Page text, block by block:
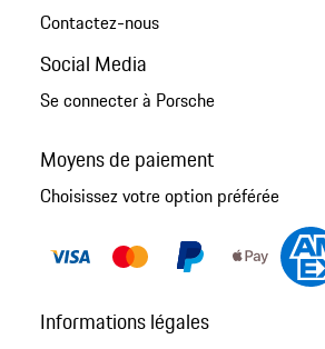
Contactez-nous
Social Media
Se connecter à Porsche
Moyens de paiement
Choisissez votre option préférée
Informations légales